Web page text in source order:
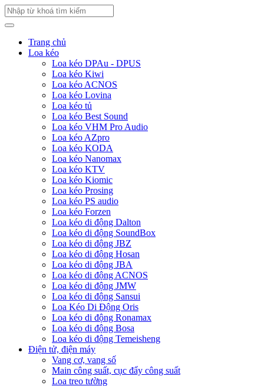
Trang chủ
Loa kéo
Loa kéo DPAu - DPUS
Loa kéo Kiwi
Loa kéo ACNOS
Loa kéo Lovina
Loa kéo tủ
Loa kéo Best Sound
Loa kéo VHM Pro Audio
Loa kéo AZpro
Loa kéo KODA
Loa kéo Nanomax
Loa kéo KTV
Loa kéo Kiomic
Loa kéo Prosing
Loa kéo PS audio
Loa kéo Forzen
Loa kéo di động Dalton
Loa kéo di động SoundBox
Loa kéo di động JBZ
Loa kéo di động Hosan
Loa kéo di động JBA
Loa kéo di động ACNOS
Loa kéo di động JMW
Loa kéo di động Sansui
Loa Kéo Di Động Oris
Loa kéo di động Ronamax
Loa kéo di động Bosa
Loa kéo di động Temeisheng
Điện tử, điện máy
Vang cơ, vang số
Main công suất, cục đẩy công suất
Loa treo tường